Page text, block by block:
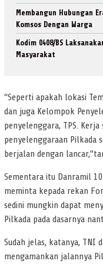
Membangun Hubungan
Komsos Dengan Warga
Kodim 0408/BS
Masyarakat
“Seperti apakah lokasi
dan juga Kelompok
penyelenggara, TPS.
penyelenggaraan Pilkada
berjalan dengan
Sementara itu Danramil
meminta kepada rekan
sedini mungkin dapat
Pilkada pada dasarnya
Sudah jelas, katanya, TNI
mengamankan jalannya